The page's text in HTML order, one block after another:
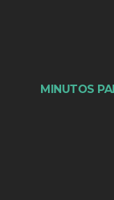
MINUTOS